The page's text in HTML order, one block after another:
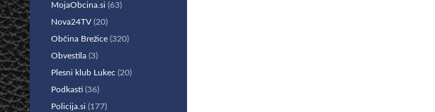
MojaObcina.si (63)
Nova24TV (20)
Občina Brežice (320)
Obvestila (3)
Plesni klub Lukec (20)
Podkasti (36)
Policija.si (177)